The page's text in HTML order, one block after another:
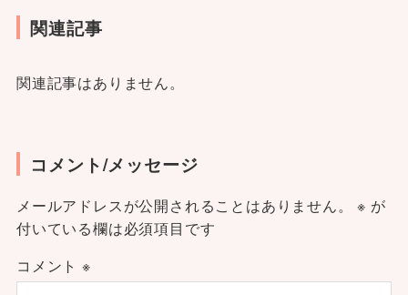
関連記事
関連記事はありません。
コメント/メッセージ
メールアドレスが公開されることはありません。 ※ が
付いている欄は必須項目です
コメント ※